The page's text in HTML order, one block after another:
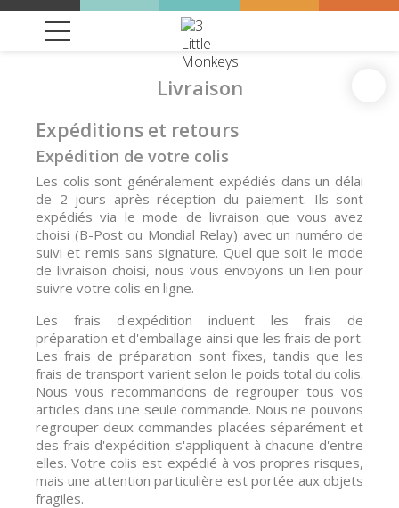
Livraison
Expéditions et retours
Expédition de votre colis
Les colis sont généralement expédiés dans un délai
de 2 jours après réception du paiement. Ils sont
expédiés via le mode de livraison que vous avez
choisi (B-Post ou Mondial Relay) avec un numéro de
suivi et remis sans signature. Quel que soit le mode
de livraison choisi, nous vous envoyons un lien pour
suivre votre colis en ligne.
Les frais d'expédition incluent les frais de
préparation et d'emballage ainsi que les frais de port.
Les frais de préparation sont fixes, tandis que les
frais de transport varient selon le poids total du colis.
Nous vous recommandons de regrouper tous vos
articles dans une seule commande. Nous ne pouvons
regrouper deux commandes placées séparément et
des frais d'expédition s'appliquent à chacune d'entre
elles. Votre colis est expédié à vos propres risques,
mais une attention particulière est portée aux objets
fragiles.